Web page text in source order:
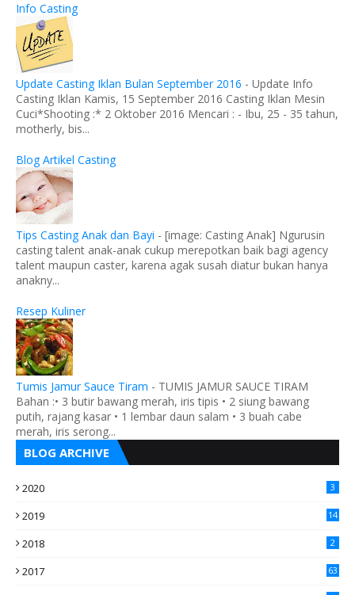
Info Casting
Update Casting Iklan Bulan September 2016 - Update Info
Casting Iklan Kamis, 15 September 2016 Casting Iklan Mesin
Cuci*Shooting :* 2 Oktober 2016 Mencari : - Ibu, 25 - 35 tahun,
motherly, bis...
Blog Artikel Casting
Tips Casting Anak dan Bayi - [image: Casting Anak] Ngurusin
casting talent anak-anak cukup merepotkan baik bagi agency
talent maupun caster, karena agak susah diatur bukan hanya
anakny...
Resep Kuliner
Tumis Jamur Sauce Tiram - TUMIS JAMUR SAUCE TIRAM
Bahan :• 3 butir bawang merah, iris tipis • 2 siung bawang
putih, rajang kasar • 1 lembar daun salam • 3 buah cabe
merah, iris serong...
BLOG ARCHIVE
2020 3
2019 14
2018 2
2017 63